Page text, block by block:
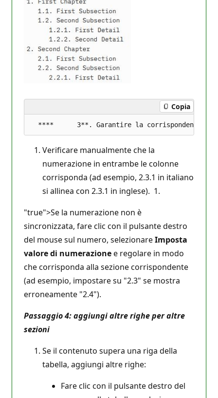
Copia
Verificare manualmente che la
numerazione in entrambe le colonne
corrisponda (ad esempio, 2.3.1 in italiano
si allinea con 2.3.1 in inglese). 1.
"true">Se la numerazione non è
sincronizzata, fare clic con il pulsante destro
del mouse sul numero, selezionareImposta
valore di numerazionee regolare in modo
che corrisponda alla sezione corrispondente
(ad esempio, impostare su "2.3" se mostra
erroneamente "2.4").
Passaggio 4: aggiungi altre righe per altre
sezioni
Se il contenuto supera una riga della
tabella, aggiungi altre righe:
Fare clic con il pulsante destro del